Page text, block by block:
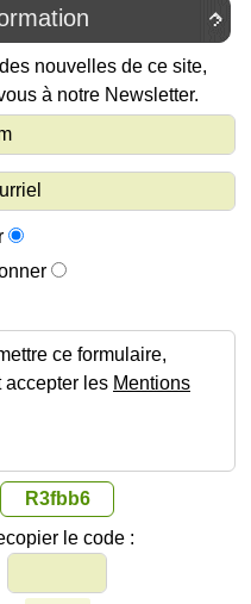

nouvelles de ce site,
à notre Newsletter.
ce formulaire,
accepter les Mentions
R3fbb6
le code :